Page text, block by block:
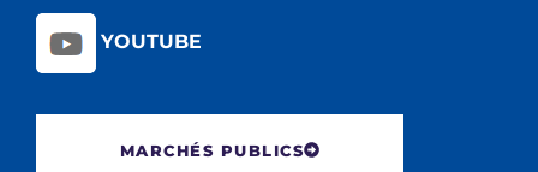
YOUTUBE
MARCHÉS PUBLICS